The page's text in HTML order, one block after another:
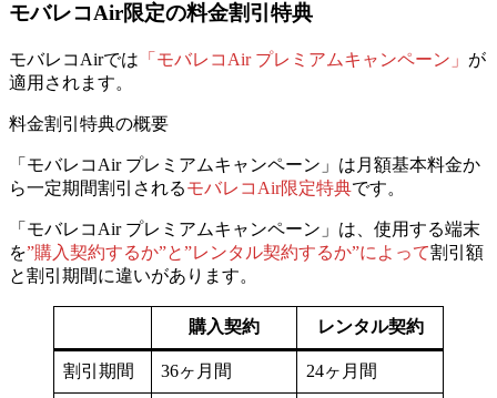
モバレコAir限定の料金割引特典
モバレコAirでは 「モバレコAir プレミアムキャンペーン」 が
適用されます。
料金割引特典の概要
「モバレコAir プレミアムキャンペーン」は 月額基本料金か
ら一定期間割引されるモバレコAir限定特典です。
「モバレコAir プレミアムキャンペーン」は、使用する端末
を”購入契約するか”と”レンタル契約するか”によって割引額
と割引期間に違いがあります。
購入契約 レンタル契約
割引期間 36ヶ月間 24ヶ月間